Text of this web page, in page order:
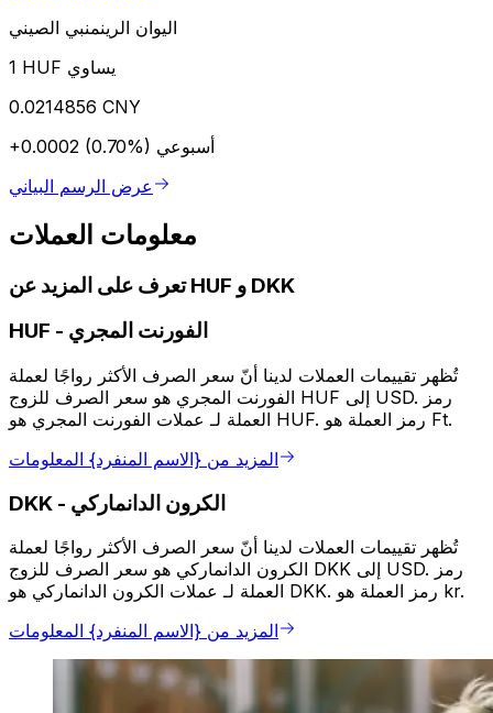
اليوان الرينمنبي الصيني
1 HUF يساوي
0.0214856 CNY
+0.0002 (0.70%) أسبوعي
عرض الرسم البياني
معلومات العملات
تعرف على المزيد عن HUF و DKK
HUF - الفورنت المجري
تُظهر تقييمات العملات لدينا أنّ سعر الصرف الأكثر رواجًا لعملة
الفورنت المجري هو سعر الصرف للزوج HUF إلى USD. رمز
العملة لـ عملات الفورنت المجري هو HUF. رمز العملة هو Ft.
المزيد من {الاسم المنفرد} المعلومات
DKK - الكرون الدانماركي
تُظهر تقييمات العملات لدينا أنّ سعر الصرف الأكثر رواجًا لعملة
الكرون الدانماركي هو سعر الصرف للزوج DKK إلى USD. رمز
العملة لـ عملات الكرون الدانماركي هو DKK. رمز العملة هو kr.
المزيد من {الاسم المنفرد} المعلومات